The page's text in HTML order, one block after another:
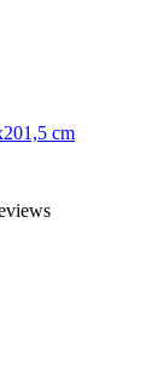
cm